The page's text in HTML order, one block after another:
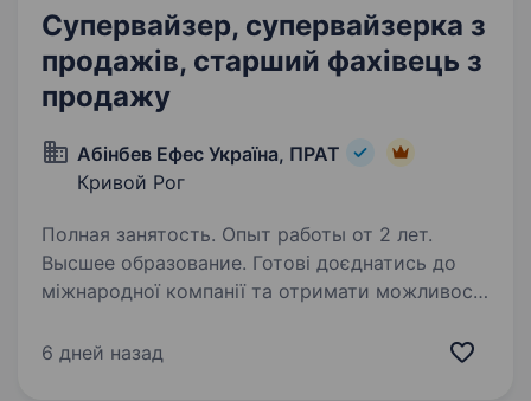
Супервайзер, супервайзерка з
продажів, старший фахівець з
продажу
Абінбев Ефес Україна, ПРАТ
Кривой Рог
Полная занятость. Опыт работы от 2 лет.
Высшее образование. Готові доєднатись до
міжнародної компанії та отримати можливості
Ви отримаєте наставництво від працівників
6 дней назад